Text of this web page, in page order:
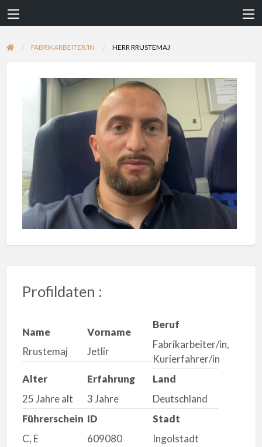
FABRIKARBEITER/IN HERR RRUSTEMAJ
Profildaten :
Name
Rrustemaj
Vorname
Jetlir
Beruf
Fabrikarbeiter/in,
Kurierfahrer/in
Alter
25 Jahre alt
Erfahrung
3 Jahre
Land
Deutschland
Führerschein
C, E
ID
609080
Stadt
Ingolstadt